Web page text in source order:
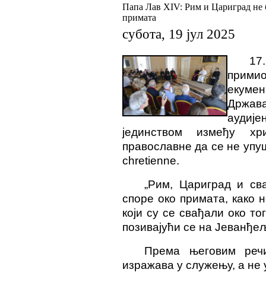
Папа Лав XIV: Рим и Цариград не
примата
субота, 19 јул 2025
екумен
јединством између
православне да се не
chretienne.
„Рим, Цариград и
споре око примата, како
који су се свађали око
позивајући се на
Према његовим
изражава у служењу, а не